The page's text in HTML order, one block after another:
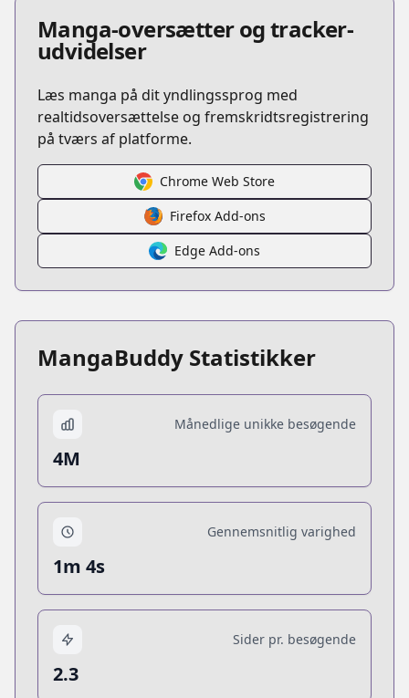
Manga-oversætter og tracker-
udvidelser
Læs manga på dit yndlingssprog med
realtidsoversættelse og fremskridtsregistrering
på tværs af platforme.
Chrome Web Store
Firefox Add-ons
Edge Add-ons
MangaBuddy Statistikker
Månedlige unikke besøgende
4M
Gennemsnitlig varighed
1m 4s
Sider pr. besøgende
2.3